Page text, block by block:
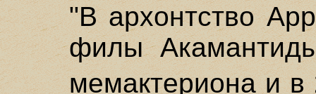
"В архонтство
филы
мемактериона и